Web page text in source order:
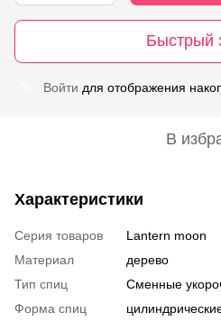
Быстрый
Войти для отображения
В
Характеристики
Серия товаров
Lantern moon
Материал
дерево
Тип спиц
Сменные
Форма спиц